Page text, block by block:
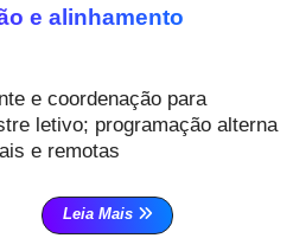
e alinhamento
e coordenação para
letivo; programação alterna
e remotas
Leia Mais